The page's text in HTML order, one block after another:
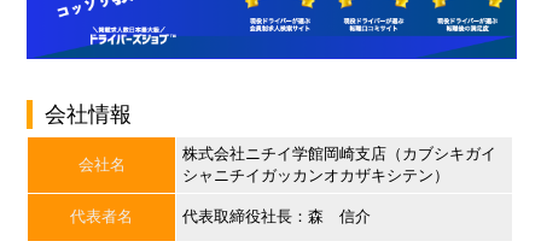
会社情報
会社名
株式会社ニチイ学館岡崎支店（カブシキガイ
シャニチイガッカンオカザキシテン）
代表者名 代表取締役社長：森 信介